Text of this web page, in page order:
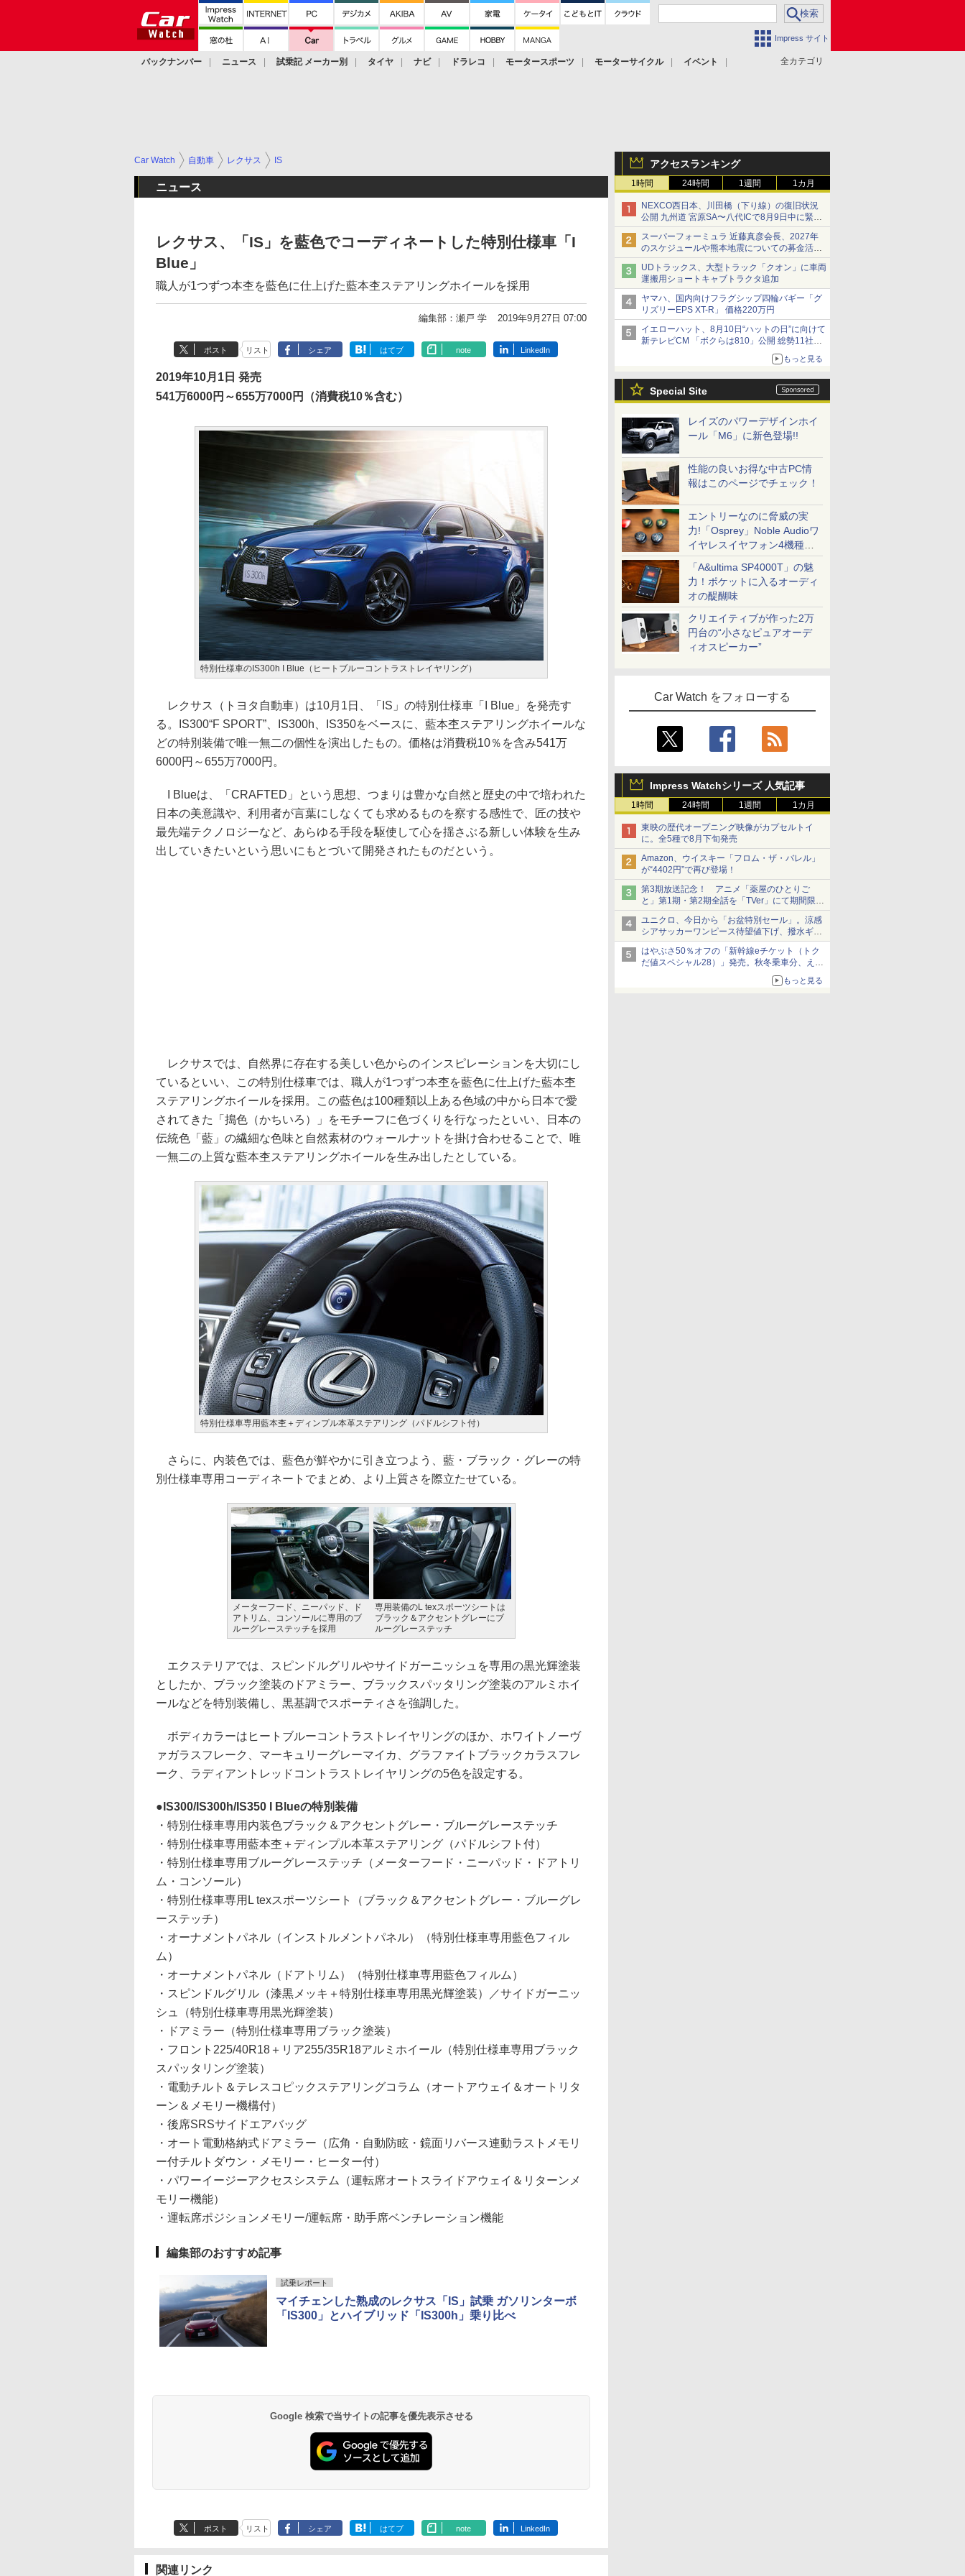
Impress サイト
全カテゴリ
バックナンバー ニュース 試乗記 メーカー別 タイヤ ナビ ドラレコ モータースポーツ モーターサイクル
イベント
アクセスランキング
1時間 24時間 1週間 1カ月
NEXCO西日本、川田橋（下り線）の復旧状況
公開 九州道 宮原SA〜八代ICで8月9日中に緊急
車両を通行可能に
スーパーフォーミュラ 近藤真彦会長、2027年
のスケジュールや熊本地震についての募金活動
を紹介
UDトラックス、大型トラック「クオン」に車両
運搬用ショートキャブトラクタ追加
ヤマハ、国内向けフラグシップ四輪バギー「グ
リズリーEPS XT-R」 価格220万円
イエローハット、8月10日“ハットの日”に向けて
新テレビCM 「ボクらは810」公開 総勢11社
もっと見る
Special Site
レイズのパワーデザインホイ
ール「M6」に新色登場!!
性能の良いお得な中古PC情
報はこのページでチェック！
エントリーなのに脅威の実
力!「Osprey」Noble Audioワ
イヤレスイヤフォン4機種を
一気に聴く
「A&ultima SP4000T」の魅
力！ポケットに入るオーディ
オの醍醐味
クリエイティブが作った2万
円台の“小さなピュアオーデ
ィオスピーカー”
Car Watch をフォローする
Impress Watchシリーズ 人気記事
1時間 24時間 1週間 1カ月
東映の歴代オープニング映像がカプセルトイ
に。全5種で8月下旬発売
Amazon、ウイスキー「フロム・ザ・バレル」
が“4402円”で再び登場！
第3期放送記念！ アニメ「薬屋のひとりご
と」第1期・第2期全話を「TVer」にて期間限定
で順次無料配信開始
ユニクロ、今日から「お盆特別セール」。涼感
シアサッカーワンピース待望値下げ、撥水ギア
ショーツは1990円に
はやぶさ50％オフの「新幹線eチケット（トク
だ値スペシャル28）」発売。秋冬乗車分、えき
もっと見る
Car Watch 自動車 レクサス IS
ニュース
レクサス、「IS」を藍色でコーディネートした特別仕様車「I
Blue」
職人が1つずつ本杢を藍色に仕上げた藍本杢ステアリングホイールを採用
編集部：瀬戸 学 2019年9月27日 07:00
ポスト リスト シェア はてブ note LinkedIn
2019年10月1日 発売
541万6000円～655万7000円（消費税10％含む）
特別仕様車のIS300h I Blue（ヒートブルーコントラストレイヤリング）
レクサス（トヨタ自動車）は10月1日、「IS」の特別仕様車「I Blue」を発売す
る。IS300“F SPORT”、IS300h、IS350をベースに、藍本杢ステアリングホイールな
どの特別装備で唯一無二の個性を演出したもの。価格は消費税10％を含み541万
6000円～655万7000円。
I Blueは、「CRAFTED」という思想、つまりは豊かな自然と歴史の中で培われた
日本の美意識や、利用者が言葉にしなくても求めるものを察する感性で、匠の技や
最先端テクノロジーなど、あらゆる手段を駆使して心を揺さぶる新しい体験を生み
出していきたいという思いにもとづいて開発されたものだという。
レクサスでは、自然界に存在する美しい色からのインスピレーションを大切にし
ているといい、この特別仕様車では、職人が1つずつ本杢を藍色に仕上げた藍本杢
ステアリングホイールを採用。この藍色は100種類以上ある色域の中から日本で愛
されてきた「搗色（かちいろ）」をモチーフに色づくりを行なったといい、日本の
伝統色「藍」の繊細な色味と自然素材のウォールナットを掛け合わせることで、唯
一無二の上質な藍本杢ステアリングホイールを生み出したとしている。
特別仕様車専用藍本杢＋ディンプル本革ステアリング（パドルシフト付）
さらに、内装色では、藍色が鮮やかに引き立つよう、藍・ブラック・グレーの特
別仕様車専用コーディネートでまとめ、より上質さを際立たせている。
メーターフード、ニーパッド、ド
アトリム、コンソールに専用のブ
ルーグレーステッチを採用
専用装備のL texスポーツシートは
ブラック＆アクセントグレーにブ
ルーグレーステッチ
エクステリアでは、スピンドルグリルやサイドガーニッシュを専用の黒光輝塗装
としたか、ブラック塗装のドアミラー、ブラックスパッタリング塗装のアルミホイ
ールなどを特別装備し、黒基調でスポーティさを強調した。
ボディカラーはヒートブルーコントラストレイヤリングのほか、ホワイトノーヴ
ァガラスフレーク、マーキュリーグレーマイカ、グラファイトブラックカラスフレ
ーク、ラディアントレッドコントラストレイヤリングの5色を設定する。
IS300/IS300h/IS350 I Blueの特別装備
・特別仕様車専用内装色ブラック＆アクセントグレー・ブルーグレーステッチ
・特別仕様車専用藍本杢＋ディンプル本革ステアリング（パドルシフト付）
・特別仕様車専用ブルーグレーステッチ（メーターフード・ニーパッド・ドアトリ
ム・コンソール）
・特別仕様車専用L texスポーツシート（ブラック＆アクセントグレー・ブルーグレ
ーステッチ）
・オーナメントパネル（インストルメントパネル）（特別仕様車専用藍色フィル
ム）
・オーナメントパネル（ドアトリム）（特別仕様車専用藍色フィルム）
・スピンドルグリル（漆黒メッキ＋特別仕様車専用黒光輝塗装）／サイドガーニッ
シュ（特別仕様車専用黒光輝塗装）
・ドアミラー（特別仕様車専用ブラック塗装）
・フロント225/40R18＋リア255/35R18アルミホイール（特別仕様車専用ブラック
スパッタリング塗装）
・電動チルト＆テレスコピックステアリングコラム（オートアウェイ＆オートリタ
ーン＆メモリー機構付）
・後席SRSサイドエアバッグ
・オート電動格納式ドアミラー（広角・自動防眩・鏡面リバース連動ラストメモリ
ー付チルトダウン・メモリー・ヒーター付）
・パワーイージーアクセスシステム（運転席オートスライドアウェイ＆リターンメ
モリー機能）
・運転席ポジションメモリー/運転席・助手席ベンチレーション機能
編集部のおすすめ記事
試乗レポート
マイチェンした熟成のレクサス「IS」試乗 ガソリンターボ
「IS300」とハイブリッド「IS300h」乗り比べ
Google 検索で当サイトの記事を優先表示させる
ポスト リスト シェア はてブ note LinkedIn
関連リンク